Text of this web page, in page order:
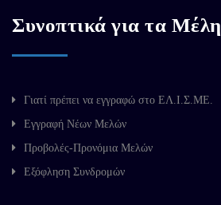
Συνοπτικά για τα Μέλη
Γιατί πρέπει να εγγραφώ στο ΕΛ.Ι.Σ.ΜΕ.
Εγγραφή Νέων Μελών
Προβολές-Προνόμια Μελών
Εξόφληση Συνδρομών